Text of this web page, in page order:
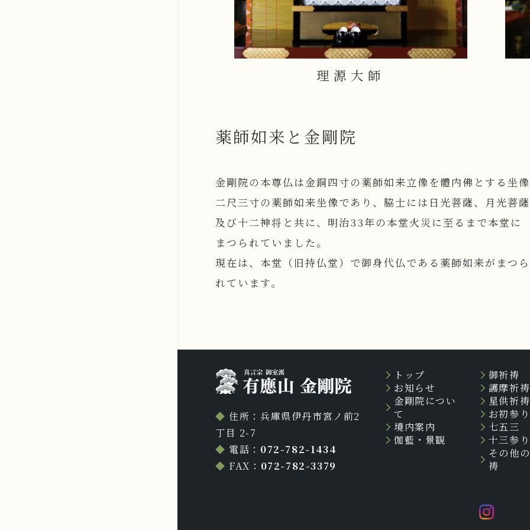
理源大師
薬師如来と金剛院
金剛院の本尊仏は金銅四寸の薬師如来立像を體内佛とする坐像
二尺三寸の薬師如来坐像であり、脇士には日光菩薩、月光菩薩
及び十二神将と共に、明治33年の本堂火災に至るまで本堂に
まつられていました。
現在は、本堂（旧持仏堂）で御身代仏である薬師如来がまつら
れています。
◆ 住所：兵庫県伊丹市宮ノ前2
丁目 2-7
◆ 電話： 072-782-1434
◆ FAX： 072-782-3379
トップ
お知らせ
金剛院につい
て
境内案内
伽藍・景観
御祈祷
護摩祈祷
星供祈祷
お初参り
七五三
十三参り
その他
祷